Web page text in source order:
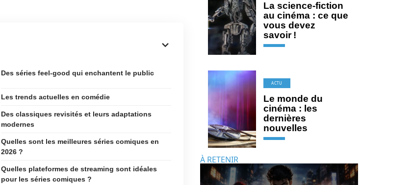
Des séries feel-good qui enchantent le public
Les trends actuelles en comédie
Des classiques revisités et leurs adaptations
modernes
Quelles sont les meilleures séries comiques en
2026 ?
Quelles plateformes de streaming sont idéales
pour les séries comiques ?
La science-fiction
au cinéma : ce que
vous devez
savoir !
ACTU
Le monde du
cinéma : les
dernières
nouvelles
À RETENIR